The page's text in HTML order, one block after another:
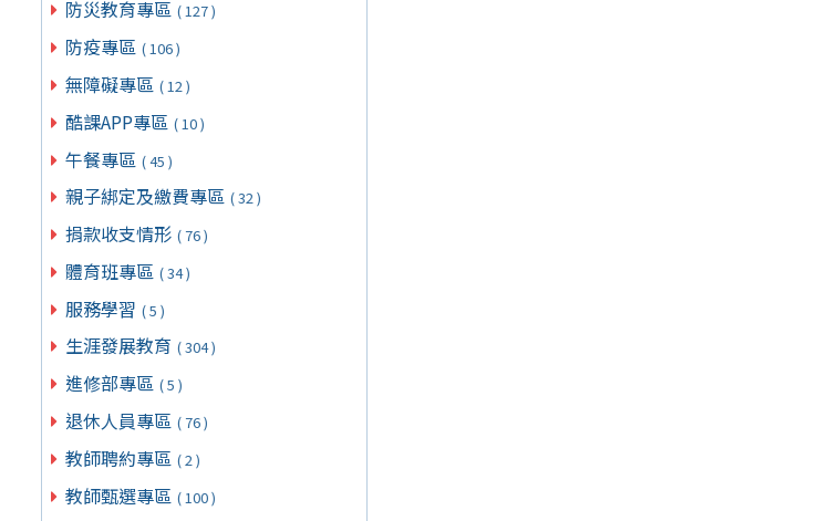
防災教育專區 ( 127 )
防疫專區 ( 106 )
無障礙專區 ( 12 )
酷課APP專區 ( 10 )
午餐專區 ( 45 )
親子綁定及繳費專區 ( 32 )
捐款收支情形 ( 76 )
體育班專區 ( 34 )
服務學習 ( 5 )
生涯發展教育 ( 304 )
進修部專區 ( 5 )
退休人員專區 ( 76 )
教師聘約專區 ( 2 )
教師甄選專區 ( 100 )